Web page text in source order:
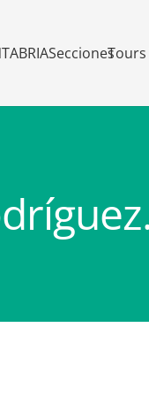
Secciones